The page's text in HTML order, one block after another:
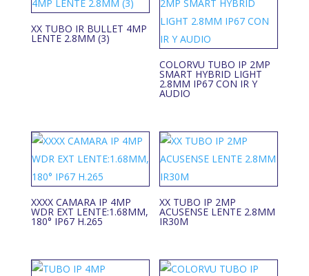
XX TUBO IR BULLET 4MP
LENTE 2.8MM (3)
COLORVU TUBO IP 2MP
SMART HYBRID LIGHT
2.8MM IP67 CON IR Y
AUDIO
XXXX CAMARA IP 4MP
WDR EXT LENTE:1.68MM,
180° IP67 H.265
XX TUBO IP 2MP
ACUSENSE LENTE 2.8MM
IR30M